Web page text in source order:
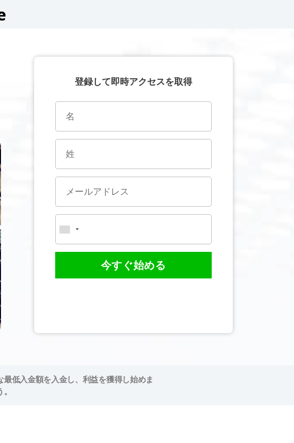
登録して即時アクセスを取得
今すぐ始める
最低入金額を入金し、利益を獲得し始めま